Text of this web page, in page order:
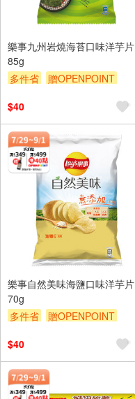
樂事九州岩燒海苔口味洋芋片
85g
多件省
贈OPENPOINT
$40
樂事自然美味海鹽口味洋芋片
70g
多件省
贈OPENPOINT
$40